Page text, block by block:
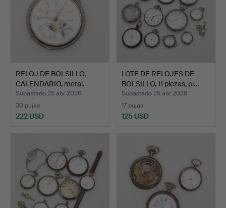
RELOJ DE BOLSILLO,
CALENDARIO, metal.
Subastado 25 abr 2026
30 pujas
222 USD
LOTE DE RELOJES DE
BOLSILLO, 11 piezas, pl…
Subastado 25 abr 2026
17 pujas
125 USD